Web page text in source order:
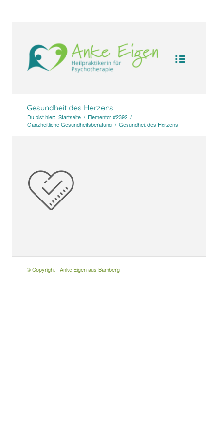
Gesundheit des Herzens
Du bist hier: Startseite / Elementor #2392 /
Ganzheitliche Gesundheitsberatung / Gesundheit des Herzens
© Copyright - Anke Eigen aus Bamberg